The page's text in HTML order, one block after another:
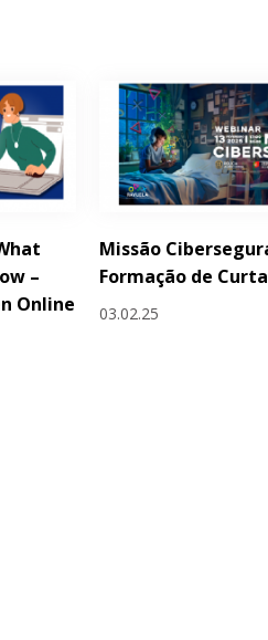
–
Online
Missão
Formação de
03.02.25